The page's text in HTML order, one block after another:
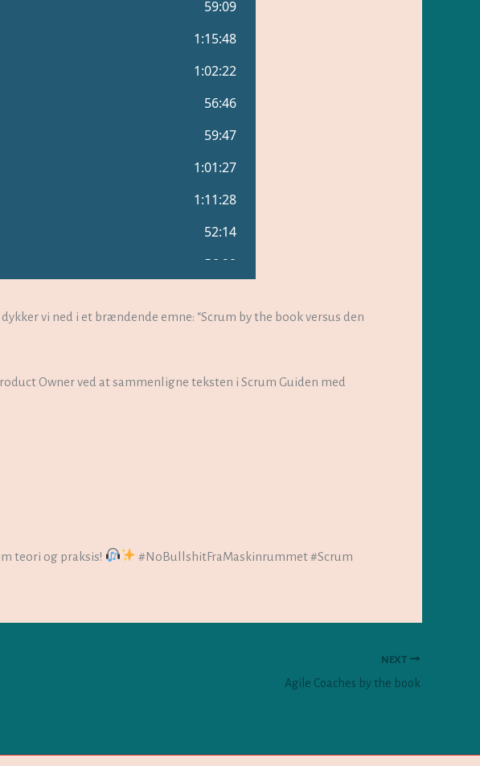
vi ned i et brændende emne: “Scrum by the book versus den
Owner ved at sammenligne teksten i Scrum Guiden med
teori og praksis!
#NoBullshitFraMaskinrummet #Scrum
NEXT
Agile Coaches by the book